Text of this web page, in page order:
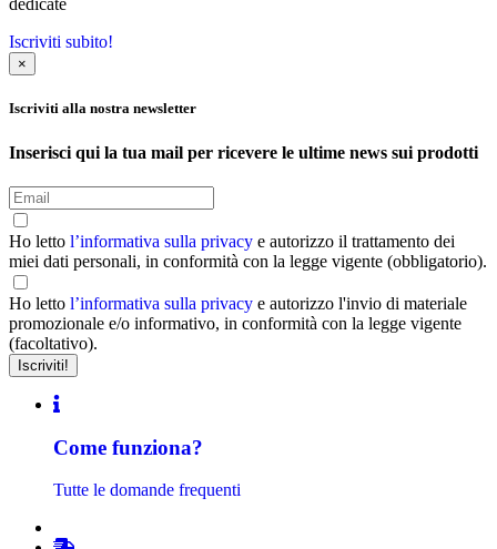
dedicate
Iscriviti subito!
×
Iscriviti alla nostra newsletter
Inserisci qui la tua mail per ricevere le ultime news sui prodotti
Ho letto l’informativa sulla privacy e autorizzo il trattamento dei
miei dati personali, in conformità con la legge vigente (obbligatorio).
Ho letto l’informativa sulla privacy e autorizzo l'invio di materiale
promozionale e/o informativo, in conformità con la legge vigente
(facoltativo).
Come funziona?
Tutte le domande frequenti